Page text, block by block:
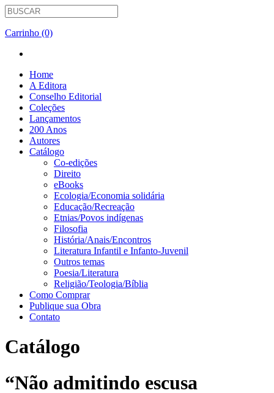
Carrinho (0)
Home
A Editora
Conselho Editorial
Coleções
Lançamentos
200 Anos
Autores
Catálogo
Co-edições
Direito
eBooks
Ecologia/Economia solidária
Educação/Recreação
Etnias/Povos indígenas
Filosofia
História/Anais/Encontros
Literatura Infantil e Infanto-Juvenil
Outros temas
Poesia/Literatura
Religião/Teologia/Bíblia
Como Comprar
Publique sua Obra
Contato
Catálogo
“Não admitindo escusa